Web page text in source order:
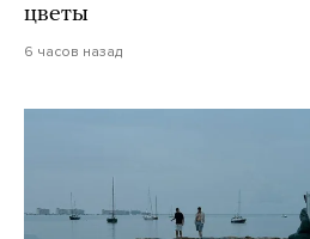
цветы
6 часов назад